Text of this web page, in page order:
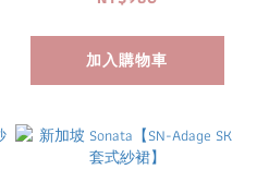
加入購物車